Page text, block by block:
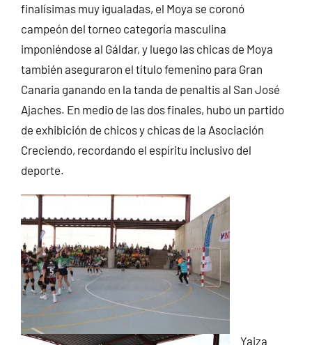
finalísimas muy igualadas, el Moya se coronó
campeón del torneo categoría masculina
imponiéndose al Gáldar, y luego las chicas de Moya
también aseguraron el título femenino para Gran
Canaria ganando en la tanda de penaltis al San José
Ajaches. En medio de las dos finales, hubo un partido
de exhibición de chicos y chicas de la Asociación
Creciendo, recordando el espíritu inclusivo del
deporte.
Yaiza